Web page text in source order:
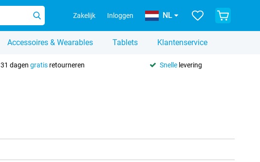
Zakelijk Inloggen NL
Accessoires & Wearables Tablets Klantenservice
31 dagen gratisretourneren Snellelevering